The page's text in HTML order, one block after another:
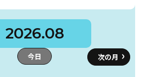
今日
2026.08
リンク集
利用案内
申請書ダウンロード